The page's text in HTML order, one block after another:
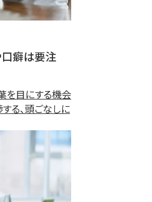
癖は要注
を目にする機会
る、頭ごなしに